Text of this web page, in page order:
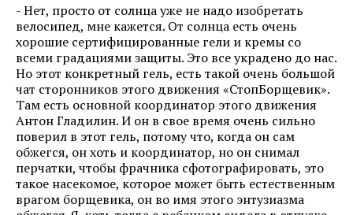
- Нет, просто от солнца уже не надо изобретать
велосипед, мне кажется. От солнца есть очень
хорошие сертифицированные гели и кремы со
всеми градациями защиты. Это все украдено до нас.
Но этот конкретный гель, есть такой очень большой
чат сторонников этого движения «СтопБорщевик».
Там есть основной координатор этого движения
Антон Гладилин. И он в свое время очень сильно
поверил в этот гель, потому что, когда он сам
обжегся, он хоть и координатор, но он снимал
перчатки, чтобы фрачника сфотографировать, это
такое насекомое, которое может быть естественным
врагом борщевика, он во имя этого энтузиазма